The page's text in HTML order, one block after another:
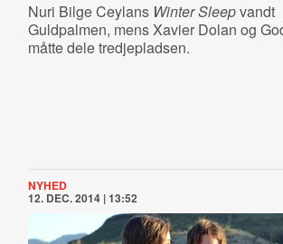
Nuri Bilge Ceylans Winter Sleepvandt
Guldpalmen, mens Xavier Dolan og
måtte dele tredjepladsen.
NYHED
12. DEC. 2014 | 13:52